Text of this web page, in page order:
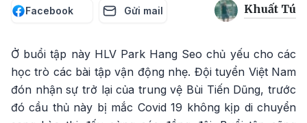
Facebook Gửi mail Khuất Tú
Ở buổi tập này HLV Park Hang Seo chủ yếu cho các
học trò các bài tập vận động nhẹ. Đội tuyển Việt Nam
đón nhận sự trở lại của trung vệ Bùi Tiến Dũng, trước
đó cầu thủ này bị mắc Covid 19 không kịp di chuyển